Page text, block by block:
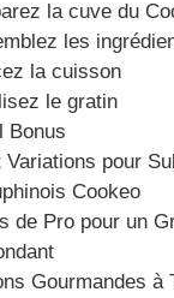
la cuve du
les
la cuisson
le gratin
Bonus
pour
Cookeo
de Pro pour un
Gourmandes à